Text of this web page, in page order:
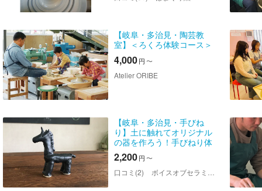
【岐阜・多治見・陶芸教
室】＜ろくろ体験コース＞
4,000円 〜
Atelier ORIBE
【岐阜・多治見・手びね
り】土に触れてオリジナル
の器を作ろう！手びねり体
験（1個）
2,200円 〜
口コミ(2) ボイスオブセラミックス